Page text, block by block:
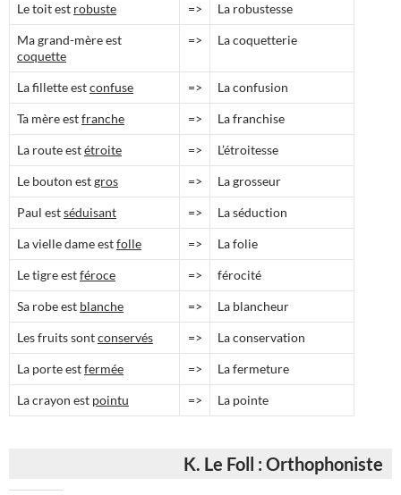
Le toit est robuste => La robustesse
Ma grand-mère est
coquette
=> La coquetterie
La fillette estconfuse => La confusion
Ta mère estfranche => La franchise
La route estétroite => L’étroitesse
Le bouton estgros => La grosseur
Paul estséduisant => La séduction
La vielle dame estfolle => La folie
Le tigre estféroce => férocité
Sa robe est blanche => La blancheur
Les fruits sontconservés => La conservation
La porte estfermée => La fermeture
La crayon est pointu => La pointe
K. Le Foll : Orthophoniste